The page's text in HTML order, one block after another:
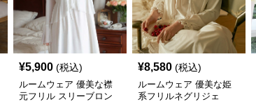
¥5,900 (税込)
ルームウェア 優美な襟
元フリル スリーブロン
¥8,580 (税込)
ルームウェア 優美な姫
系フリルネグリジェ